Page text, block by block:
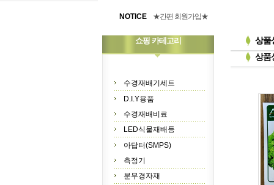
NOTICE
★간편 회원가입★
쇼핑 카테고리
수경재배기세트
D.I.Y용품
수경재배비료
LED식물재배등
아답터(SMPS)
측정기
분무경자재
상품
상품